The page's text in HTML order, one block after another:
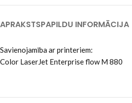
APRAKSTSPAPILDU INFORMĀCIJA
Savienojamība ar printeriem:
Color LaserJet Enterprise flow M 880